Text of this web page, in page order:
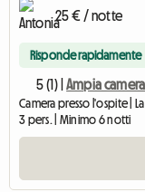
25 € / notte
Risponde rapidamente
5 (1) | Ampia
Camera presso l'ospite |
3 pers. | Minimo 6 notti